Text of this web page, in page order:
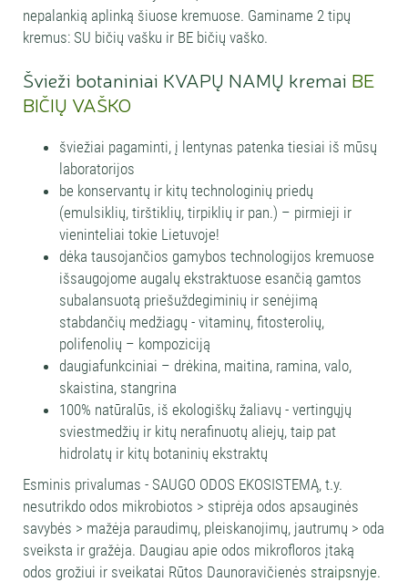
nepalankią aplinką šiuose kremuose. Gaminame 2 tipų
kremus: SU bičių vašku ir BE bičių vaško.
Švieži botaniniai KVAPŲ NAMŲ kremai BE
BIČIŲ VAŠKO
šviežiai pagaminti, į lentynas patenka tiesiai iš mūsų
laboratorijos
be konservantų ir kitų technologinių priedų
(emulsiklių, tirštiklių, tirpiklių ir pan.) – pirmieji ir
vieninteliai tokie Lietuvoje!
dėka tausojančios gamybos technologijos kremuose
išsaugojome augalų ekstraktuose esančią gamtos
subalansuotą priešuždegiminių ir senėjimą
stabdančių medžiagų - vitaminų, fitosterolių,
polifenolių – kompoziciją
daugiafunkciniai – drėkina, maitina, ramina, valo,
skaistina, stangrina
100% natūralūs, iš ekologiškų žaliavų - vertingųjų
sviestmedžių ir kitų nerafinuotų aliejų, taip pat
hidrolatų ir kitų botaninių ekstraktų
Esminis privalumas - SAUGO ODOS EKOSISTEMĄ, t.y.
nesutrikdo odos mikrobiotos > stiprėja odos apsauginės
savybės > mažėja paraudimų, pleiskanojimų, jautrumų > oda
sveiksta ir gražėja. Daugiau apie odos mikrofloros įtaką
odos grožiui ir sveikatai Rūtos Daunoravičienės straipsnyje.